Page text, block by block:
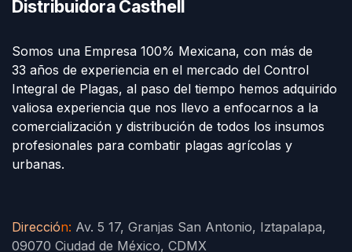
Distribuidora Casthell
Somos una Empresa 100% Mexicana, con más de
33 años de experiencia en el mercado del Control
Integral de Plagas, al paso del tiempo hemos adquirido
valiosa experiencia que nos llevo a enfocarnos a la
comercialización y distribución de todos los insumos
profesionales para combatir plagas agrícolas y
urbanas.
Dirección: Av. 5 17, Granjas San Antonio, Iztapalapa,
09070 Ciudad de México, CDMX